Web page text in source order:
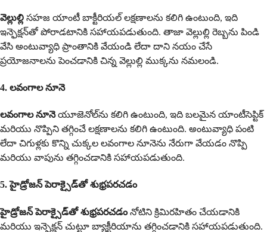
వెల్లుల్లి సహజ యాంటీ బాక్టీరియల్ లక్షణాలను కలిగి ఉంటుంది, ఇది
ఇన్ఫెక్షన్‌తో పోరాడటానికి సహాయపడుతుంది. తాజా వెల్లుల్లి రెబ్బను పిండి
వేసి అంటువ్యాధి ప్రాంతానికి వేయండి లేదా దాని నయం చేసే
ప్రయోజనాలను పెంచడానికి చిన్న వెల్లుల్లి ముక్కను నమలండి.
4. లవంగాల నూనె
లవంగాల నూనెయూజెనోల్‌ను కలిగి ఉంటుంది, ఇది బలమైన యాంటీసెప్టిక్
మరియు నొప్పిని తగ్గించే లక్షణాలను కలిగి ఉంటుంది. అంటువ్యాధి పంటి
లేదా చిగుళ్లకు కొన్ని చుక్కల లవంగాల నూనెను నేరుగా వేయడం నొప్పి
మరియు వాపును తగ్గించడానికి సహాయపడుతుంది.
5. హైడ్రోజన్ పెరాక్సైడ్‌తో శుభ్రపరచడం
హైడ్రోజన్ పెరాక్సైడ్‌తో శుభ్రపరచడంనోటిని క్రిమిరహితం చేయడానికి
మరియు ఇన్ఫెక్షన్ చుట్టూ బ్యాక్టీరియాను తగ్గించడానికి సహాయపడుతుంది.